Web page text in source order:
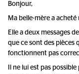
Bonjour,
Ma belle-mère a
Elle a deux messages
que ce sont des pièces
fonctionnent pas
Il ne lui est pas